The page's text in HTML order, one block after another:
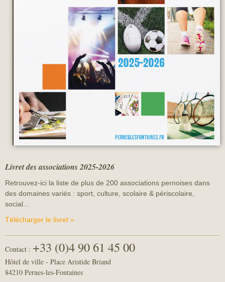
Livret des associations 2025-2026
Retrouvez-ici la liste de plus de 200 associations pernoises dans
des domaines variés : sport, culture, scolaire & périscolaire,
social...
Télécharger le livret »
Contact : +33 (0)4 90 61 45 00
Hôtel de ville - Place Aristide Briand
84210 Pernes-les-Fontaines